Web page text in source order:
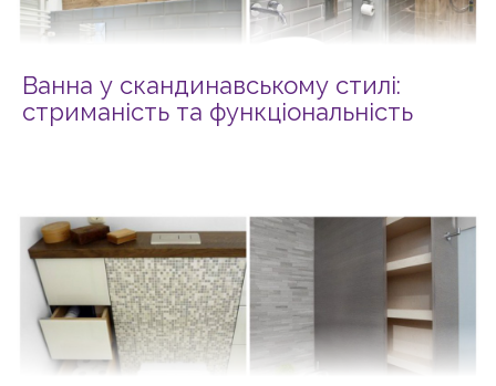
Ванна у скандинавському стилі:
стриманість та функціональність